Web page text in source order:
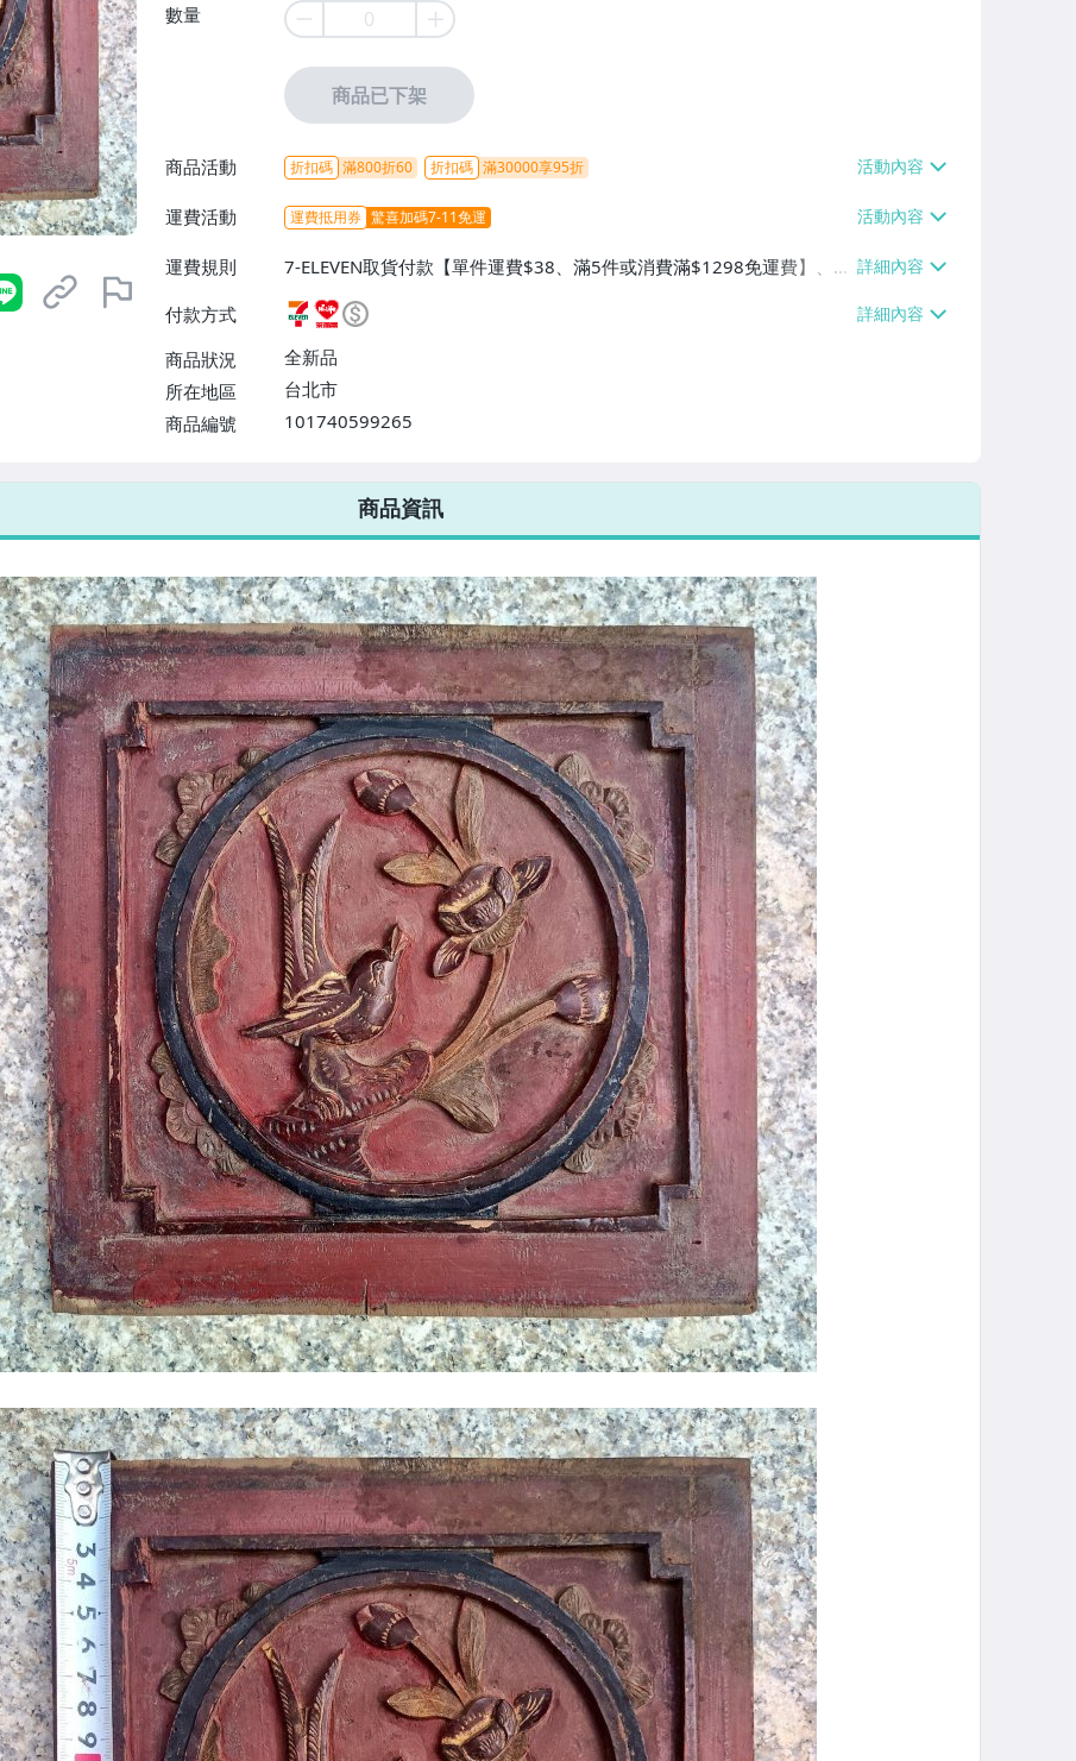
數量
商品已下架
商品活動 折扣碼 滿800折60 折扣碼 滿30000享95折
運費活動 運費抵用券 驚喜加碼7-11免運
運費規則
7-ELEVEN取貨付款【單件運費$38、滿5件或消費滿$1298免運費】、7-
ELEVEN取貨不付款【免運費】、萊爾富取貨付款【單件運費$60、滿5件
或消費滿$1298免運費】、宅配/貨運【單件運費$120、滿5件或消費滿
$1598免運費】
付款方式
商品狀況
全新品
所在地區
台北市
商品編號
101740599265
7-ELEVEN 運費只要38元
不限金額、筆數，筆筆優惠無限次！
商品資訊